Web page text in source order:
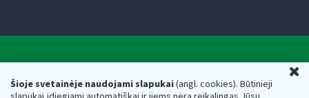
Šioje svetainėje naudojami slapukai(angl. cookies). Būtinieji
Respublikos finansų ministerijos